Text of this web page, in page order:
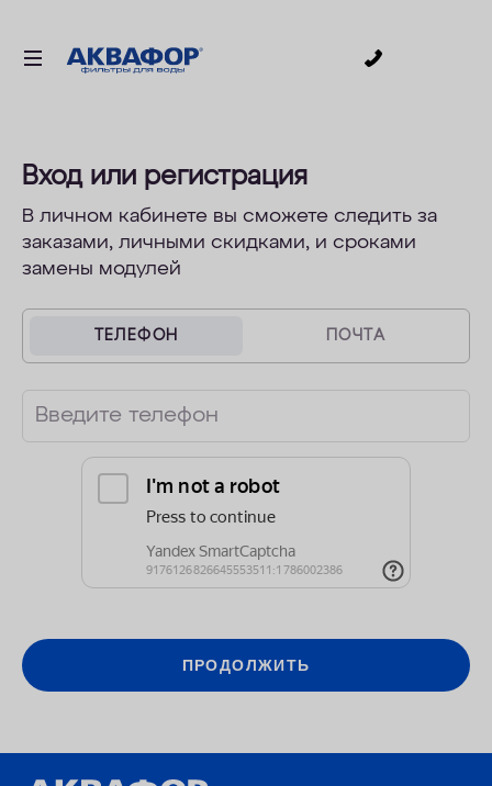
СМЕННЫЕ МОДУЛИ
В КОТТЕДЖ
АКСЕССУАРЫ
АКЦИИ
Вход или регистрация
В личном кабинете вы сможете следить за
заказами, личными скидками, и сроками
замены модулей
ТЕЛЕФОН ПОЧТА
Введите телефон
ПРОДОЛЖИТЬ